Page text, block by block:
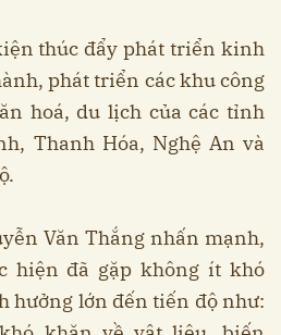
thúc đẩy phát triển kinh
phát triển các khu công
hoá, du lịch của các tỉnh
Thanh Hóa, Nghệ An và
Văn Thắng nhấn mạnh,
hiện đã gặp không ít khó
hưởng lớn đến tiến độ như: